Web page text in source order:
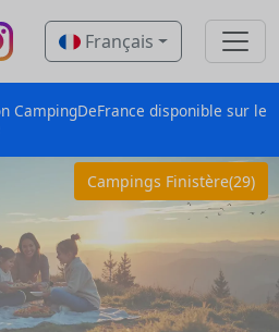
Français
CampingDeFrance disponible sur le
Campings Finistère(29)